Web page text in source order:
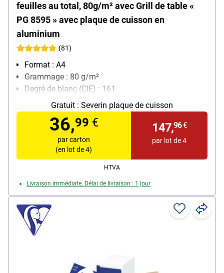
feuilles au total, 80g/m² avec Grill de table «
PG 8595 » avec plaque de cuisson en
aluminium
(81)
Format : A4
Grammage : 80 g/m²
Degré de blanc (CIE) : 161
Contenu par paquet : 2500 feuille(s)
Gratuit : Severin plaque de cuisson
36,99 €
par carton
(en lot de 4)
147,96€
par lot de 4
HTVA
Livraison immédiate. Délai de livraison : 1 jour